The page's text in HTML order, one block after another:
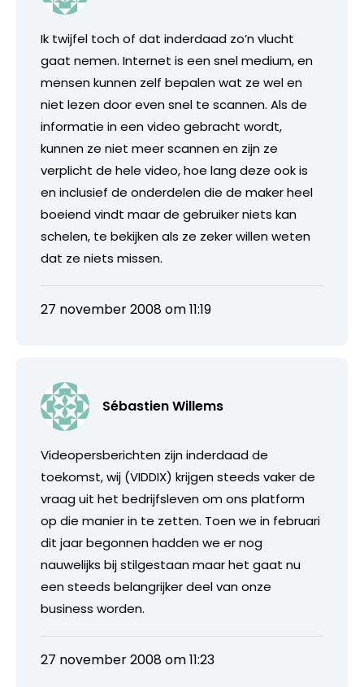
Ik twijfel toch of dat inderdaad zo’n vlucht
gaat nemen. Internet is een snel medium, en
mensen kunnen zelf bepalen wat ze wel en
niet lezen door even snel te scannen. Als de
informatie in een video gebracht wordt,
kunnen ze niet meer scannen en zijn ze
verplicht de hele video, hoe lang deze ook is
en inclusief de onderdelen die de maker heel
boeiend vindt maar de gebruiker niets kan
schelen, te bekijken als ze zeker willen weten
dat ze niets missen.
27 november 2008 om 11:19
Sébastien Willems
Videopersberichten zijn inderdaad de
toekomst, wij (VIDDIX) krijgen steeds vaker de
vraag uit het bedrijfsleven om ons platform
op die manier in te zetten. Toen we in februari
dit jaar begonnen hadden we er nog
nauwelijks bij stilgestaan maar het gaat nu
een steeds belangrijker deel van onze
business worden.
27 november 2008 om 11:23